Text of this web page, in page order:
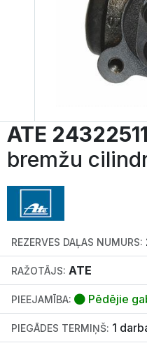
ATE
bremžu
REZERVES DAĻAS NUMURS:
RAŽOTĀJS: ATE
PIEEJAMĪBA: Pēdējie
PIEGĀDES TERMIŅŠ: 1